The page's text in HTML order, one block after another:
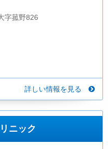
字菰野826
詳しい情報を見る
ニック